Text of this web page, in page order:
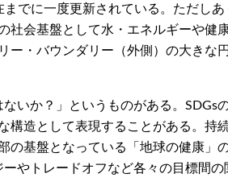
でに一度更新されている。ただし
会基盤として水・エネルギーや
ー・バウンダリー（外側）の大き
いか？」というものがある。
造として表現することがある。
基盤となっている「地球の健康
やトレードオフなど各々の目標間